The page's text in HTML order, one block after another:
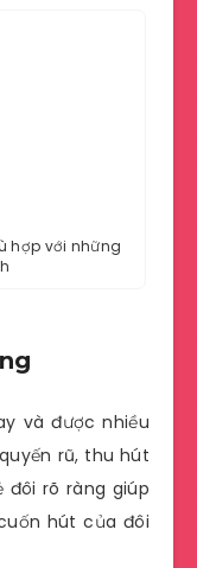
hợp với những
và được nhiều
rũ, thu hút
đôi rõ ràng giúp
hút của đôi